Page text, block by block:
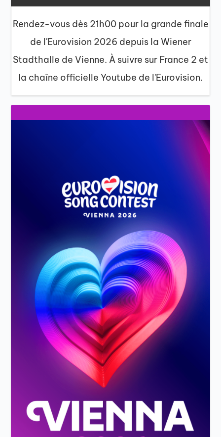
Rendez-vous dès 21h00 pour la grande finale
de l'Eurovision 2026 depuis la Wiener
Stadthalle de Vienne. À suivre sur France 2 et
la chaîne officielle Youtube de l'Eurovision.